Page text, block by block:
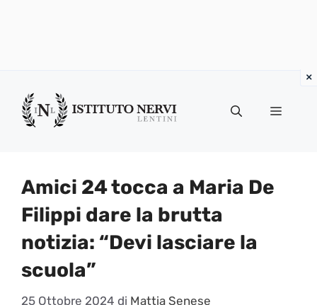
contenuto
Menu
Amici 24 tocca a Maria De
Filippi dare la brutta
notizia: “Devi lasciare la
scuola”
25 Ottobre 2024 di Mattia Senese